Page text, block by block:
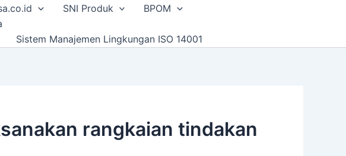
SNI Produk
BPOM
Sistem Manajemen Lingkungan ISO 14001
rangkaian tindakan